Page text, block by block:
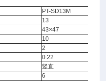
PT-SD13M
13
43×47
10
2
0.22
竖直
6